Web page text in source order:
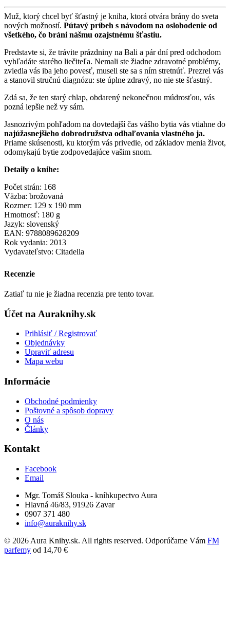
Muž, ktorý chcel byť šťastný je kniha, ktorá otvára brány do sveta
nových možností. Pútavý príbeh s návodom na oslobodenie od
všetkého, čo bráni nášmu ozajstnému šťastiu.
Predstavte si, že trávite prázdniny na Bali a pár dní pred odchodom
vyhľadáte starého liečiteľa. Nemali ste žiadne zdravotné problémy,
zviedla vás iba jeho povesť, museli ste sa s ním stretnúť. Prezrel vás
a stanovil stručnú diagnózu: ste úplne zdravý, no nie ste šťastný.
Zdá sa, že ten starý chlap, obdarený nekonečnou múdrosťou, vás
pozná lepšie než vy sám.
Jasnozrivým pohľadom na dovtedajší čas vášho bytia vás vtiahne do
najúžasnejšieho dobrodružstva odhaľovania vlastného ja.
Priame skúsenosti, ku ktorým vás privedie, od základov menia život,
odomykajú bytie zodpovedajúce vašim snom.
Detaily o knihe:
Počet strán: 168
Väzba: brožovaná
Rozmer: 129 x 190 mm
Hmotnosť: 180 g
Jazyk: slovenský
EAN: 9788089628209
Rok vydania: 2013
Vydavateľstvo: Citadella
Recenzie
Zatiaľ tu nie je žiadna recenzia pre tento tovar.
Účet na Auraknihy.sk
Prihlásiť / Registrovať
Objednávky
Upraviť adresu
Mapa webu
Informácie
Obchodné podmienky
Poštovné a spôsob dopravy
O nás
Články
Kontakt
Facebook
Email
Mgr. Tomáš Slouka - kníhkupectvo Aura
Hlavná 46/83, 91926 Zavar
0907 371 480
info@auraknihy.sk
© 2026 Aura Knihy.sk. All rights reserved. Odporúčame Vám FM
parfemy od 14,70 €